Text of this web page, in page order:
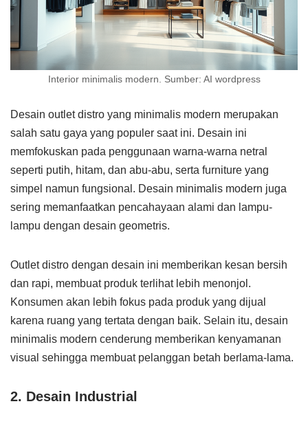
Interior minimalis modern. Sumber: AI wordpress
Desain outlet distro yang minimalis modern merupakan
salah satu gaya yang populer saat ini. Desain ini
memfokuskan pada penggunaan warna-warna netral
seperti putih, hitam, dan abu-abu, serta furniture yang
simpel namun fungsional. Desain minimalis modern juga
sering memanfaatkan pencahayaan alami dan lampu-
lampu dengan desain geometris.
Outlet distro dengan desain ini memberikan kesan bersih
dan rapi, membuat produk terlihat lebih menonjol.
Konsumen akan lebih fokus pada produk yang dijual
karena ruang yang tertata dengan baik. Selain itu, desain
minimalis modern cenderung memberikan kenyamanan
visual sehingga membuat pelanggan betah berlama-lama.
2. Desain Industrial